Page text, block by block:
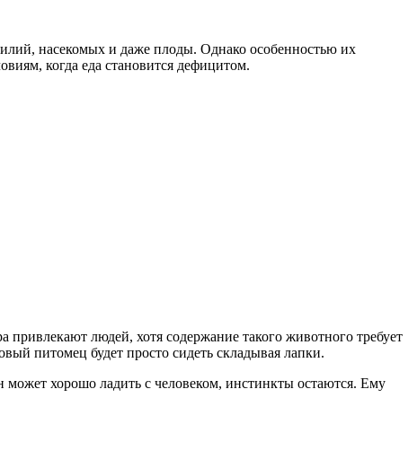
насекомых и даже плоды. Однако особенностью их
когда еда становится дефицитом.
людей, хотя содержание такого животного требует
питомец будет просто сидеть складывая лапки.
хорошо ладить с человеком, инстинкты остаются. Ему